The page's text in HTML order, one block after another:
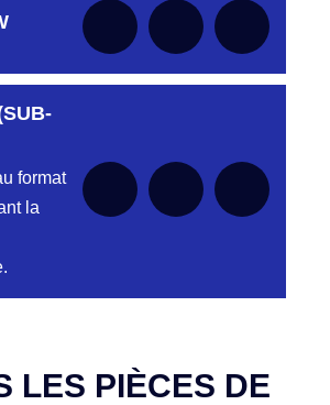
disponible pour cette série pour
le moment
disponible pour cette série pour
format
la
LES PIÈCES DE